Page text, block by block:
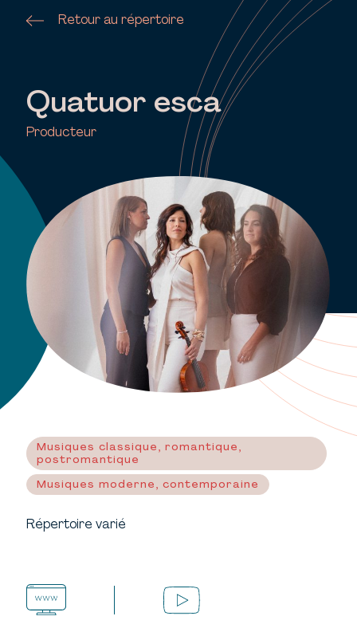
Retour au répertoire
Quatuor esca
Producteur
Musiques classique, romantique,
postromantique
Musiques moderne, contemporaine
Répertoire varié